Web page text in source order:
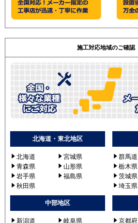
施工対応地域のご確認
北海道・東北地区
北海道
宮城県
青森県
山形県
岩手県
福島県
秋田県
群馬道
栃木県
茨城県
埼玉県
中部地区
新潟道
岐阜県
京都府